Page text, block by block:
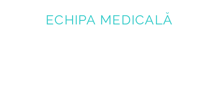
ECHIPA MEDICALĂ